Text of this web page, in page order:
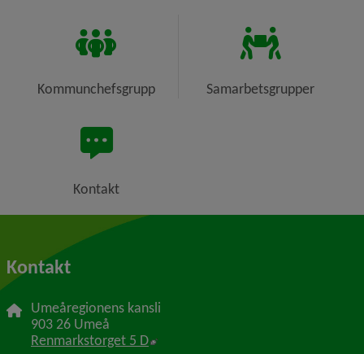
Kommunchefsgrupp Samarbetsgrupper
Kontakt
Kontakt
Umeåregionens kansli
903 26 Umeå
Renmarkstorget 5 D Länk till annan webbplats, öppnas